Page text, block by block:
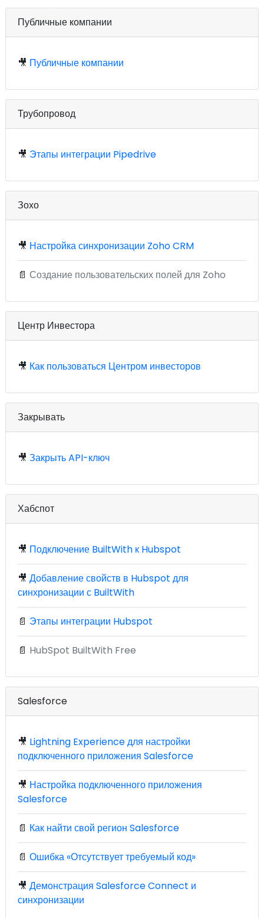
Публичные компании
🎥 Публичные компании
Трубопровод
🎥 Этапы интеграции Pipedrive
Зохо
🎥 Настройка синхронизации Zoho CRM
📄 Создание пользовательских полей для Zoho
Центр Инвестора
🎥 Как пользоваться Центром инвесторов
Закрывать
🎥 Закрыть API-ключ
Хабспот
🎥 Подключение BuiltWith к Hubspot
🎥 Добавление свойств в Hubspot для
синхронизации с BuiltWith
📄 Этапы интеграции Hubspot
📄 HubSpot BuiltWith Free
Salesforce
🎥 Lightning Experience для настройки
подключенного приложения Salesforce
🎥 Настройка подключенного приложения
Salesforce
📄 Как найти свой регион Salesforce
📄 Ошибка «Отсутствует требуемый код»
🎥 Демонстрация Salesforce Connect и
синхронизации